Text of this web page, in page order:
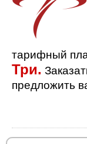
тарифный
Три.
предложить